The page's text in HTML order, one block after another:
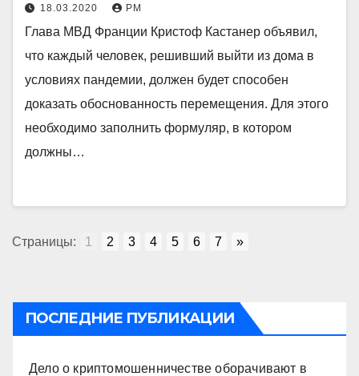
18.03.2020 РМ
Глава МВД Франции Кристоф Кастанер объявил,
что каждый человек, решивший выйти из дома в
условиях пандемии, должен будет способен
доказать обоснованность перемещения. Для этого
необходимо заполнить формуляр, в котором
должны…
Страницы: 1 2 3 4 5 6 7 »
ПОСЛЕДНИЕ ПУБЛИКАЦИИ
Дело о криптомошенничестве оборачивают в